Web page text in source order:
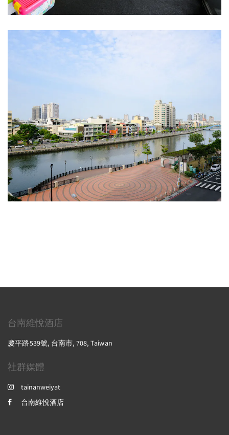
台南維悅酒店
慶平路539號, 台南市, 708, Taiwan
社群媒體
tainanweiyat
台南維悅酒店